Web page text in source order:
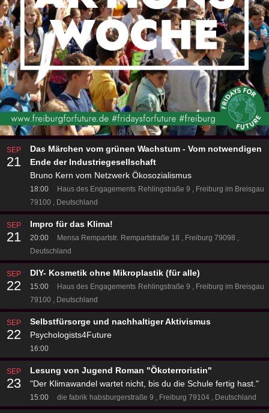
SEP
21
Das Märchen vom grünen Wachstum - Vom notwendigen
Ende der Industriegesellschaft
Bruno Kern vom Netzwerk Ökosozialismus
18:00 Haus des Engagements Rehlingstraße 9
Freiburg im Breisgau
79100
Deutschland
SEP
21
Impro für das Klima!
20:00 Mensa Rempartstr. Rempartstraße 18
Freiburg 79098
Deutschland
SEP
22
DIY- Kosmetik ohne Mikroplastik (für alle)
15:00 Haus des Engagements Rehlingstraße 9
Freiburg im Breisgau
79100
Deutschland
SEP
22
Selbstfürsorge und nachhaltiger Aktivismus
Psychologists4Future
16:00
SEP
23
Lesung von Jugend Roman "Ökoterroristin"
"Der Klimawandel wartet nicht, bis du die Schule fertig hast."
15:00 die fabrik habsburgerstraße 9 Freiburg 79104 Deutschland